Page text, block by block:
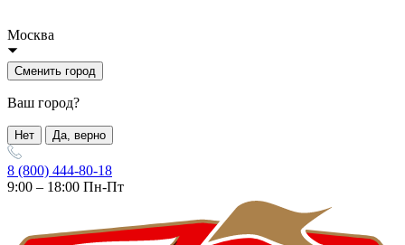
Москва
Сменить город
Ваш город?
Нет Да, верно
8 (800) 444-80-18
9:00 – 18:00 Пн-Пт